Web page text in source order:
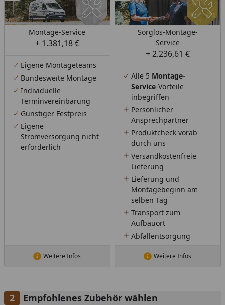
Montage-Service
+ 1.381,18 €
Eigene Montageteams
Bundesweite Montage
Individuelle
Terminvereinbarung
Günstiger Festpreis
Eigene
Stromversorgung nicht
erforderlich
Weitere Infos
Sorglos-Montage-
Service
+ 2.236,61 €
Alle 5 Montage-
Service-Vorteile
inbegriffen
Persönlicher
Ansprechpartner
Produktcheck vorab
durch uns
Versandkostenfreie
Lieferung
Lieferung und
Montagebeginn am
selben Tag
Transport zum
Aufbauort
Abfallentsorgung
Weitere Infos
Empfohlenes Zubehör wählen